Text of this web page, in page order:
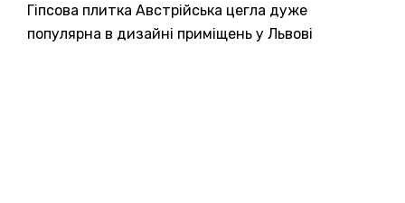
Гіпсова плитка Австрійська цегла дуже
популярна в дизайні приміщень у Львові